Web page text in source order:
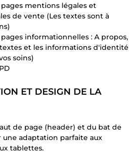
mentions légales et
de vente (Les textes sont à
informationnelles : A propos,
textes et les informations d'identité
soins)
ET DESIGN DE LA
de page (header) et du bat de
une adaptation parfaite aux
tablettes.